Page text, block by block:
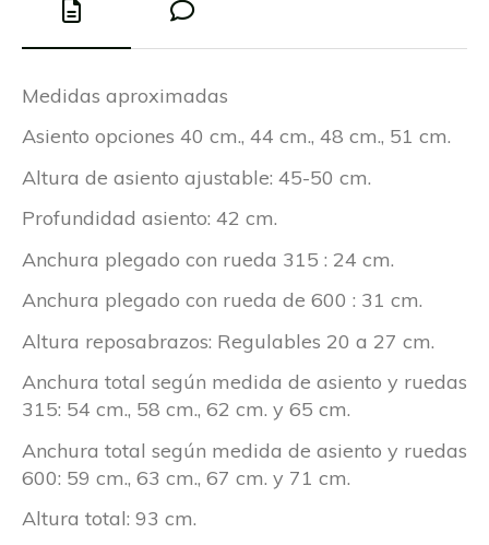
Medidas aproximadas
Asiento opciones 40 cm., 44 cm., 48 cm., 51 cm.
Altura de asiento ajustable: 45-50 cm.
Profundidad asiento: 42 cm.
Anchura plegado con rueda 315 : 24 cm.
Anchura plegado con rueda de 600 : 31 cm.
Altura reposabrazos: Regulables 20 a 27 cm.
Anchura total según medida de asiento y ruedas
315: 54 cm., 58 cm., 62 cm. y 65 cm.
Anchura total según medida de asiento y ruedas
600: 59 cm., 63 cm., 67 cm. y 71 cm.
Altura total: 93 cm.